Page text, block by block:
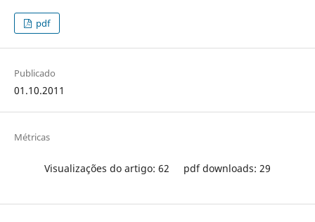
pdf
Publicado
01.10.2011
Métricas
Visualizações do artigo: 62 pdf downloads: 29